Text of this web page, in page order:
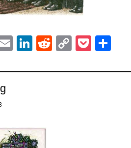
WhatsApp
EmailLinkedIn
RedditCopyPocket